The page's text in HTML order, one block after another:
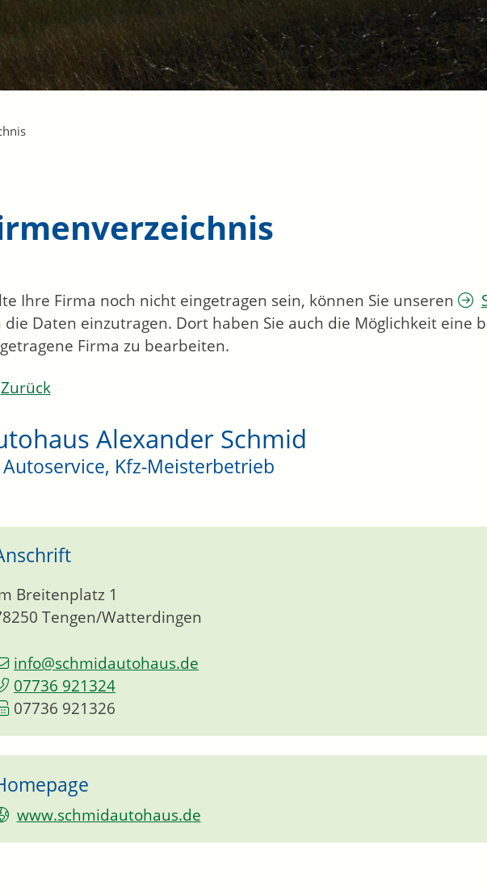
Ihre Firma noch nicht eingetragen sein, können Sie unseren
die Daten einzutragen. Dort haben Sie auch die Möglichkeit eine
Firma zu bearbeiten.
Zurück
Alexander Schmid
Autoservice, Kfz-Meisterbetrieb
Breitenplatz 1
Tengen/Watterdingen
info@schmidautohaus.de
07736 921324
07736 921326
www.schmidautohaus.de